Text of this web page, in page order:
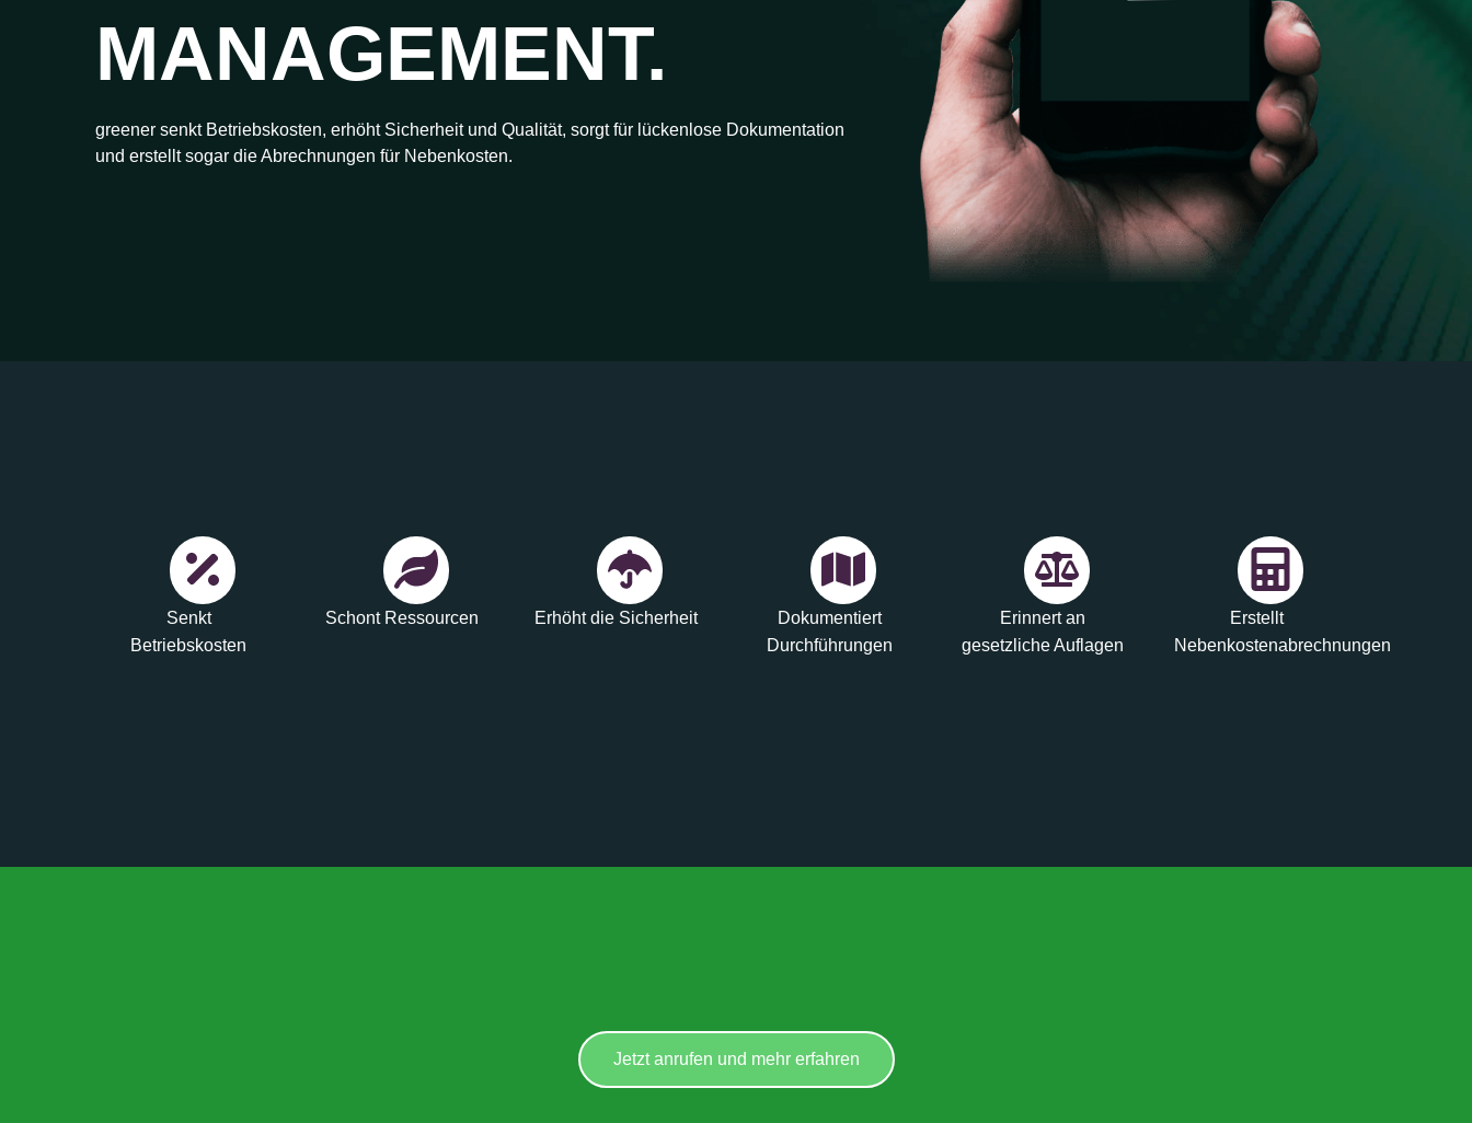
MANAGEMENT.
greener senkt Betriebskosten, erhöht Sicherheit und Qualität, sorgt für lückenlose Dokumentation
und erstellt sogar die Abrechnungen für Nebenkosten.
Senkt
Betriebskosten
Schont Ressourcen Erhöht die Sicherheit
Dokumentiert
Durchführungen
Erinnert an
gesetzliche Auflagen
Erstellt
Nebenkostenabrechnungen
Jetzt anrufen und mehr erfahren